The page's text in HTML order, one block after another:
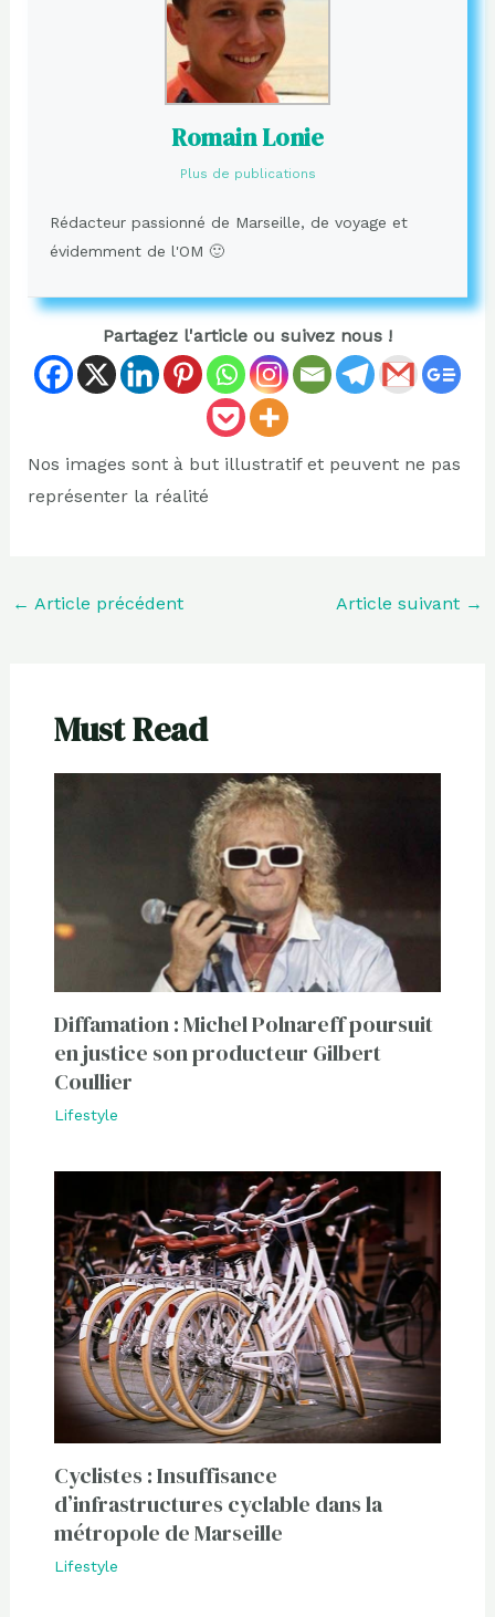
Romain Lonie
Plus de publications
Rédacteur passionné de Marseille, de voyage et
évidemment de l'OM 🙂
Partagez l'article ou suivez nous !
Nos images sont à but illustratif et peuvent ne pas
représenter la réalité
← Article précédent Article suivant →
Must Read
Diffamation : Michel Polnareff poursuit
en justice son producteur Gilbert
Coullier
Lifestyle
Cyclistes : Insuffisance
d’infrastructures cyclable dans la
métropole de Marseille
Lifestyle